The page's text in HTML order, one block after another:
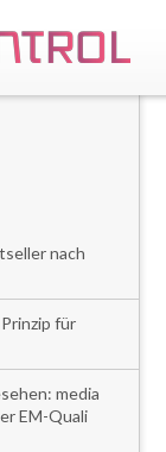
nach
für
media
EM-Quali